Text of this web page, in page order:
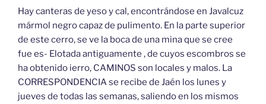
Hay canteras de yeso y cal, encontrándose en Javalcuz
mármol negro capaz de pulimento. En la parte superior
de este cerro, se ve la boca de una mina que se cree
fue es- Elotada antiguamente , de cuyos escombros se
ha obtenido ierro, CAMINOS son locales y malos. La
CORRESPONDENCIA se recibe de Jaén los lunes y
jueves de todas las semanas, saliendo en los mismos